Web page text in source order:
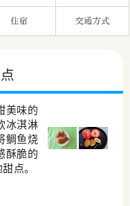
美味的
冰淇淋
鲷鱼烧
酥脆的
点。